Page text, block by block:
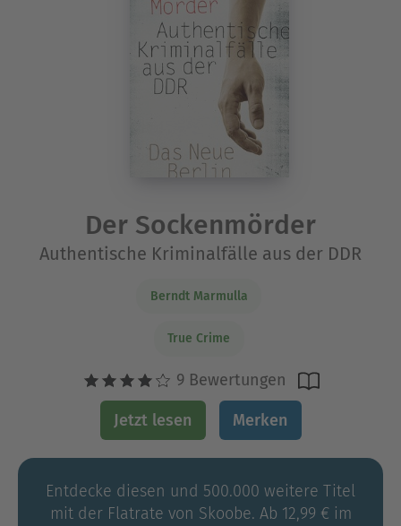
Der Sockenmörder
Authentische Kriminalfälle aus der DDR
Berndt Marmulla
True Crime
9 Bewertungen
Jetzt lesen Merken
Entdecke diesen und 500.000 weitere Titel
mit der Flatrate von Skoobe. Ab 12,99 € im